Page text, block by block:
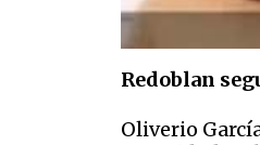
Redoblan
Oliverio